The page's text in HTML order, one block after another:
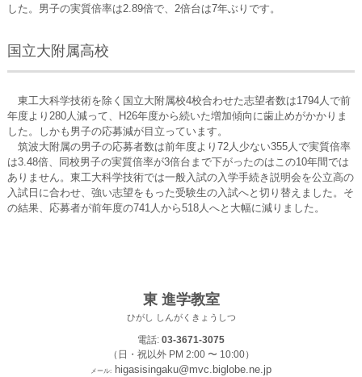
した。男子の実質倍率は2.89倍で、2倍台は7年ぶりです。
国立大附属高校
東工大科学技術を除く国立大附属校4校合わせた志望者数は1794人で前
年度より280人減って、H26年度から続いた増加傾向に歯止めがかかりま
した。しかも男子の応募減が目立っています。
筑波大附属の男子の応募者数は前年度より72人少ない355人で実質倍率
は3.48倍、同校男子の実質倍率が3倍台まで下がったのはこの10年間では
ありません。東工大科学技術では一般入試の入学手続き説明会を公立高の
入試日に合わせ、強い志望をもった受験生の入試へと切り替えました。そ
の結果、応募者が前年度の741人から518人へと大幅に減りました。
東 進学教室
ひがし しんがくきょうしつ
電話: 03-3671-3075
（日・祝以外 PM 2:00 〜 10:00）
メール: higasisingaku@mvc.biglobe.ne.jp